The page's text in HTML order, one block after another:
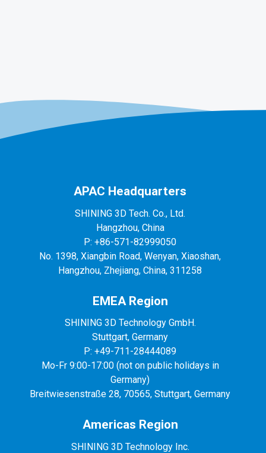
APAC Headquarters
SHINING 3D Tech. Co., Ltd.
Hangzhou, China
P: +86-571-82999050
No. 1398, Xiangbin Road, Wenyan, Xiaoshan,
Hangzhou, Zhejiang, China, 311258
EMEA Region
SHINING 3D Technology GmbH.
Stuttgart, Germany
P: +49-711-28444089
Mo-Fr 9:00-17:00 (not on public holidays in
Germany)
Breitwiesenstraße 28, 70565, Stuttgart, Germany
Americas Region
SHINING 3D Technology Inc.